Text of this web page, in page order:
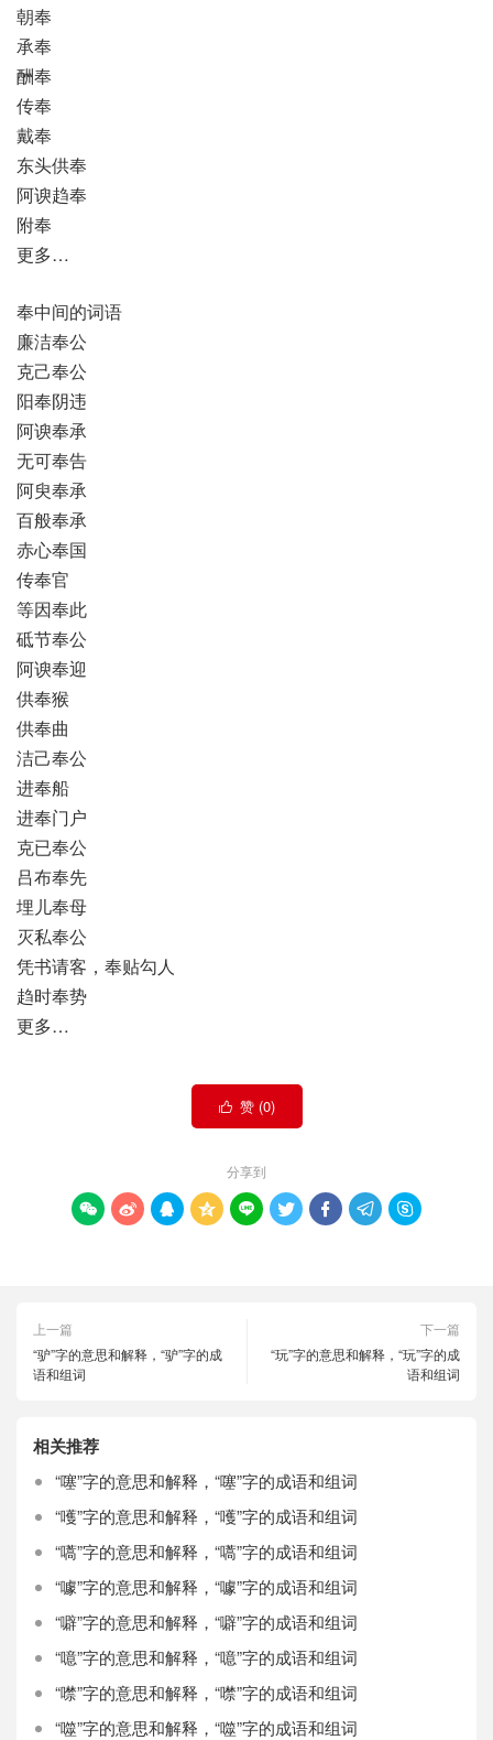
朝奉
承奉
酬奉
传奉
戴奉
东头供奉
阿谀趋奉
附奉
更多…
奉中间的词语
廉洁奉公
克己奉公
阳奉阴违
阿谀奉承
无可奉告
阿臾奉承
百般奉承
赤心奉国
传奉官
等因奉此
砥节奉公
阿谀奉迎
供奉猴
供奉曲
洁己奉公
进奉船
进奉门户
克已奉公
吕布奉先
埋儿奉母
灭私奉公
凭书请客，奉贴勾人
趋时奉势
更多…
 赞 (0)
分享到
        
上一篇
“驴”字的意思和解释，“驴”字的成
语和组词
下一篇
“玩”字的意思和解释，“玩”字的成
语和组词
相关推荐
“噻”字的意思和解释，“噻”字的成语和组词
“嚄”字的意思和解释，“嚄”字的成语和组词
“嚆”字的意思和解释，“嚆”字的成语和组词
“噱”字的意思和解释，“噱”字的成语和组词
“噼”字的意思和解释，“噼”字的成语和组词
“噫”字的意思和解释，“噫”字的成语和组词
“噤”字的意思和解释，“噤”字的成语和组词
“噬”字的意思和解释，“噬”字的成语和组词